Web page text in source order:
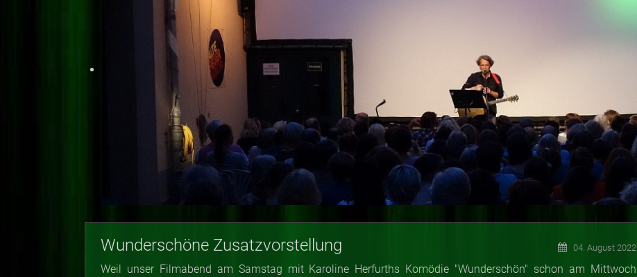
Wunderschöne Zusatzvorstellung 04. August 2022
Weil unser Filmabend am Samstag mit Karoline Herfurths Komödie "Wunderschön" schon am Mittwoch